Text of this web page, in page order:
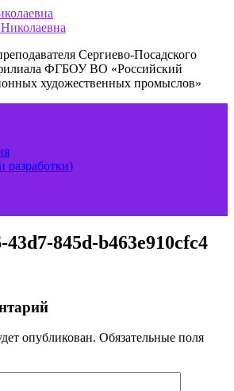
Сергиево-Посадского
ФГБОУ ВО «Российский
художественных промыслов»
разработки)
43d7-845d-b463e910cfc4
опубликован. Обязательные поля